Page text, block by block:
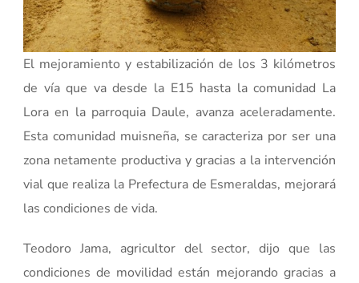
El mejoramiento y estabilización de los 3 kilómetros
de vía que va desde la E15 hasta la comunidad La
Lora en la parroquia Daule, avanza aceleradamente.
Esta comunidad muisneña, se caracteriza por ser una
zona netamente productiva y gracias a la intervención
vial que realiza la Prefectura de Esmeraldas, mejorará
las condiciones de vida.
Teodoro Jama, agricultor del sector, dijo que las
condiciones de movilidad están mejorando gracias a